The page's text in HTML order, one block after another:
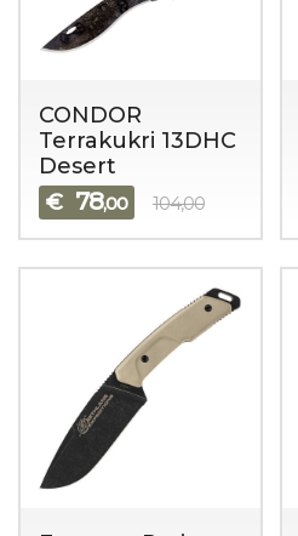
CONDOR
Terrakukri 13DHC
Desert
€ 78,00 104,00